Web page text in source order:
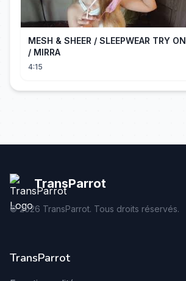
MESH & SHEER / SLEEPWEAR TRY ON
/ MIRRA
4:15
TransParrot
©2026 TransParrot. Tous droits réservés.
TransParrot